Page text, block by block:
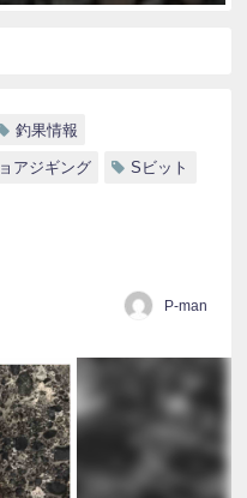
釣果情報
アジギング Sビット
P-man